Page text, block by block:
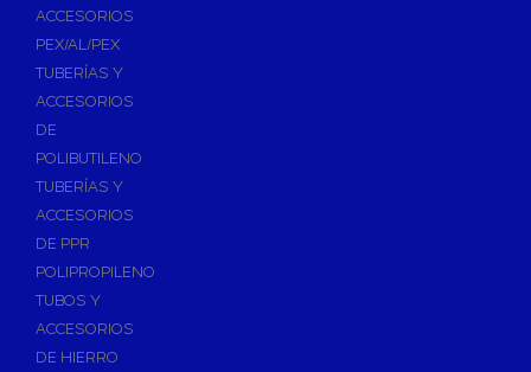
ACCESORIOS
PEX/AL/PEX
TUBERÍAS Y
ACCESORIOS
DE
POLIBUTILENO
TUBERÍAS Y
ACCESORIOS
DE PPR
POLIPROPILENO
TUBOS Y
ACCESORIOS
DE HIERRO